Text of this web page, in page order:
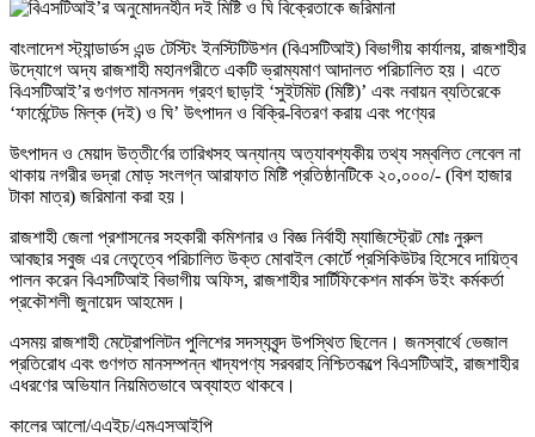
বাংলাদেশ স্ট্যান্ডার্ডস এন্ড টেস্টিং ইনস্টিটিউশন (বিএসটিআই) বিভাগীয় কার্যালয়, রাজশাহীর
উদ্যোগে অদ্য রাজশাহী মহানগরীতে একটি ভ্রাম্যমাণ আদালত পরিচালিত হয়। এতে
বিএসটিআই’র গুণগত মানসনদ গ্রহণ ছাড়াই ‘সুইটমিট (মিষ্টি)’ এবং নবায়ন ব্যতিরেকে
‘ফার্মেন্টেড মিল্ক (দই) ও ঘি’ উৎপাদন ও বিক্রি-বিতরণ করায় এবং পণ্যের
উৎপাদন ও মেয়াদ উত্তীর্ণের তারিখসহ অন্যান্য অত্যাবশ্যকীয় তথ্য সম্বলিত লেবেল না
থাকায় নগরীর ভদ্রা মোড় সংলগ্ন আরাফাত মিষ্টি প্রতিষ্ঠানটিকে ২০,০০০/- (বিশ হাজার
টাকা মাত্র) জরিমানা করা হয়।
রাজশাহী জেলা প্রশাসনের সহকারী কমিশনার ও বিজ্ঞ নির্বাহী ম্যাজিস্ট্রেট মোঃ নুরুল
আবছার সবুজ এর নেতৃত্বে পরিচালিত উক্ত মোবাইল কোর্টে প্রসিকিউটর হিসেবে দায়িত্ব
পালন করেন বিএসটিআই বিভাগীয় অফিস, রাজশাহীর সার্টিফিকেশন মার্কস উইং কর্মকর্তা
প্রকৌশলী জুনায়েদ আহমেদ।
এসময় রাজশাহী মেট্রোপলিটন পুলিশের সদস্যবৃন্দ উপস্থিত ছিলেন। জনস্বার্থে ভেজাল
প্রতিরোধ এবং গুণগত মানসম্পন্ন খাদ্যপণ্য সরবরাহ নিশ্চিতকল্পে বিএসটিআই, রাজশাহীর
এধরণের অভিযান নিয়মিতভাবে অব্যাহত থাকবে।
কালের আলো/এএইচ/এমএসআইপি